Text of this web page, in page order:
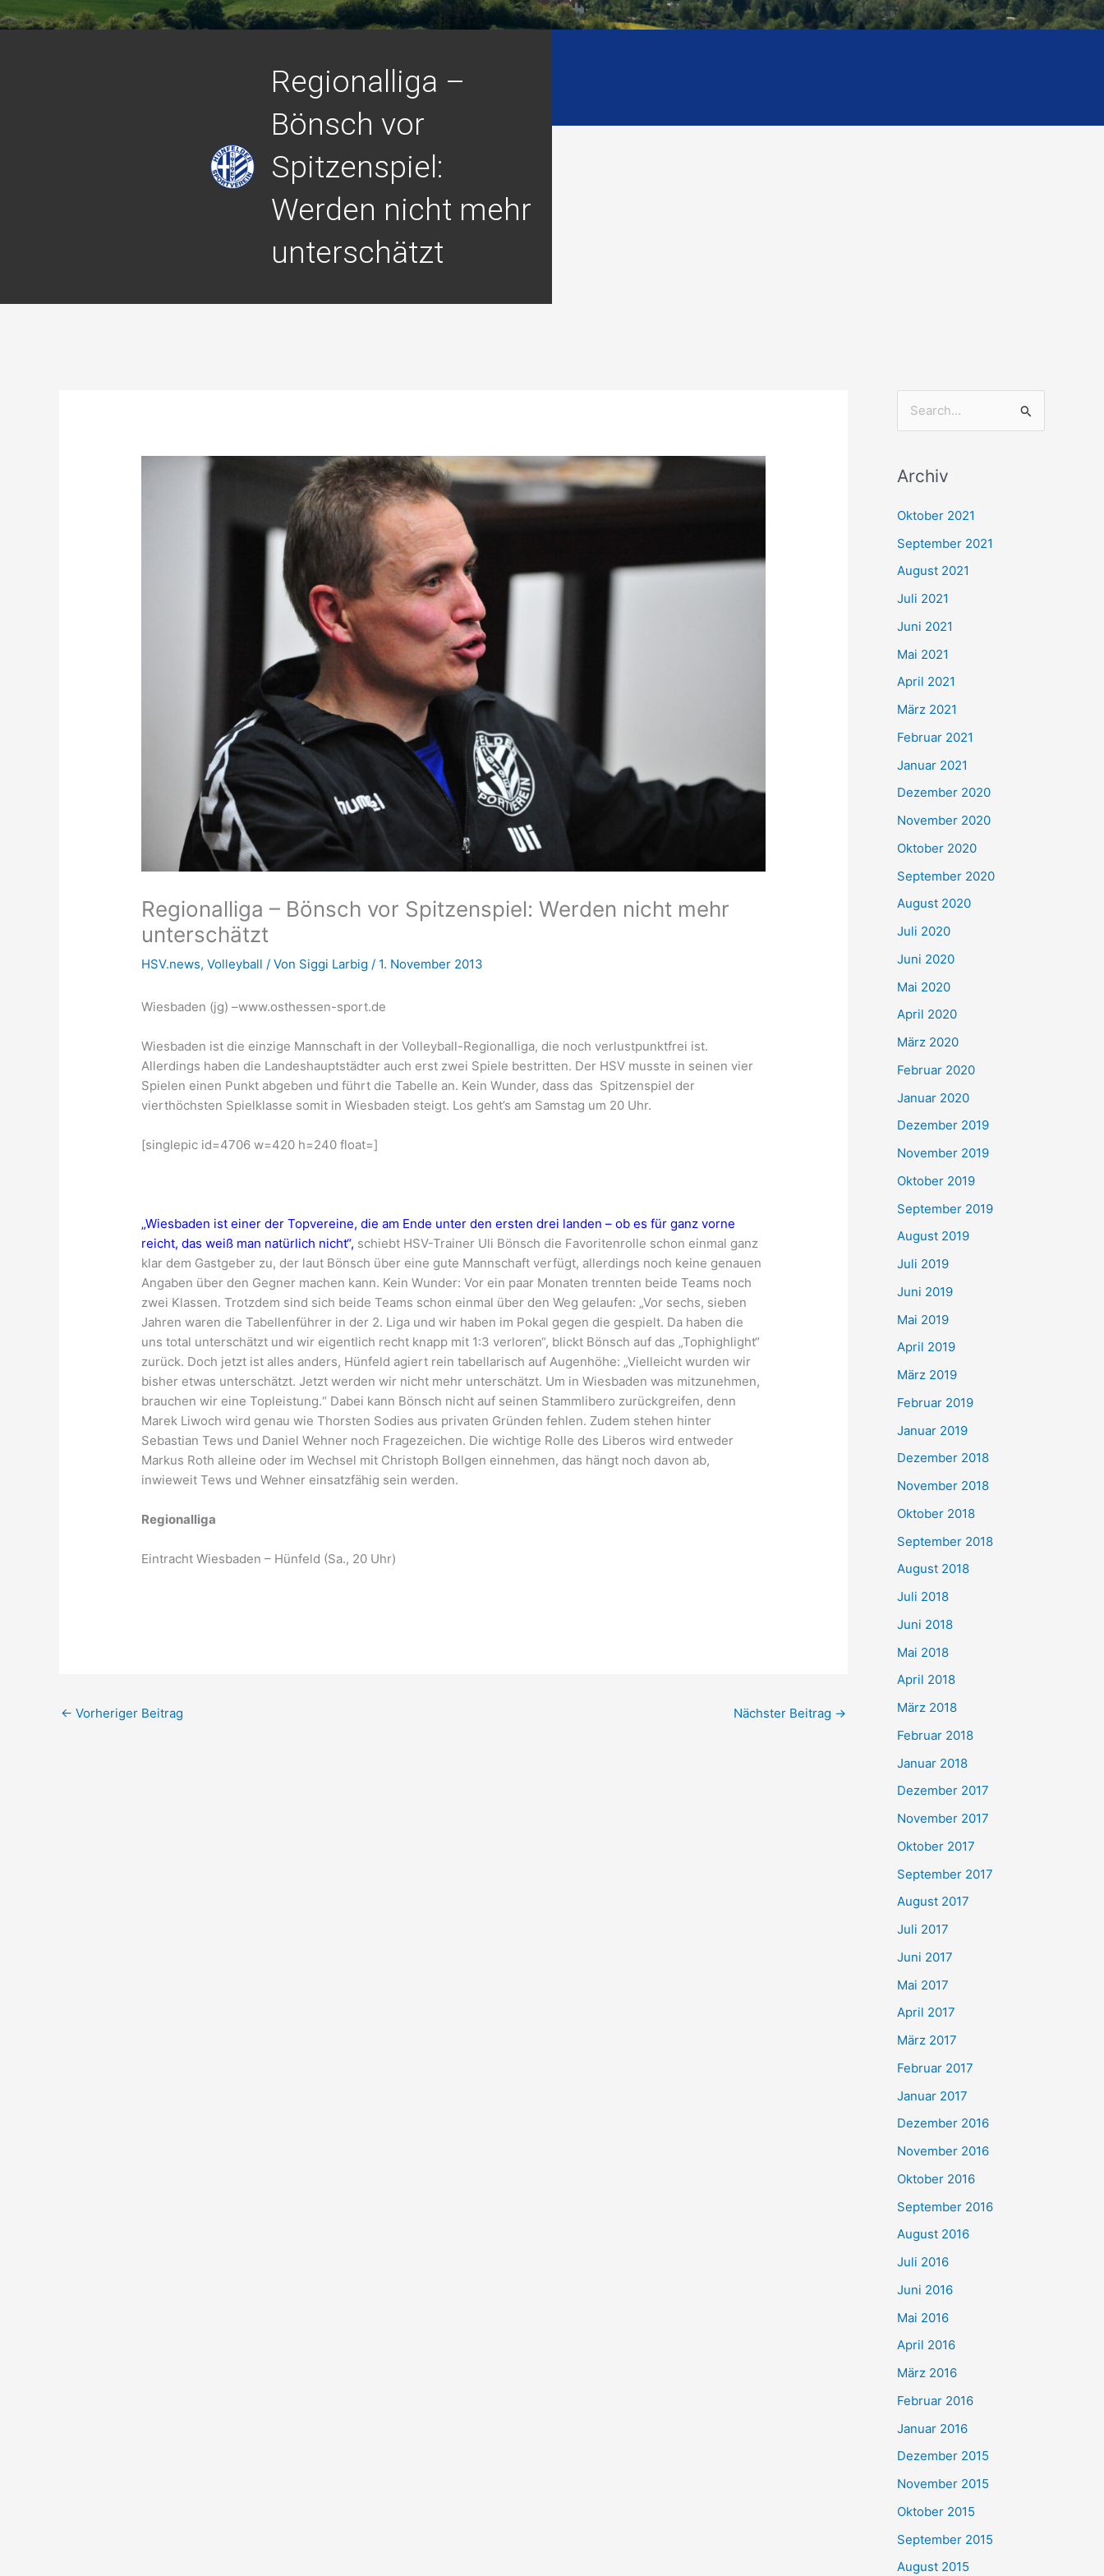
Regionalliga –
Bönsch vor
Spitzenspiel:
Werden nicht mehr
unterschätzt
Regionalliga – Bönsch vor Spitzenspiel: Werden nicht mehr
unterschätzt
HSV.news,Volleyball / Von Siggi Larbig/ 1. November 2013
Wiesbaden (jg) –www.osthessen-sport.de
Wiesbaden ist die einzige Mannschaft in der Volleyball-Regionalliga, die noch verlustpunktfrei ist.
Allerdings haben die Landeshauptstädter auch erst zwei Spiele bestritten. Der HSV musste in seinen vier
Spielen einen Punkt abgeben und führt die Tabelle an. Kein Wunder, dass das Spitzenspiel der
vierthöchsten Spielklasse somit in Wiesbaden steigt. Los geht’s am Samstag um 20 Uhr.
[singlepic id=4706 w=420 h=240 float=]
„Wiesbaden ist einer der Topvereine, die am Ende unter den ersten drei landen – ob es für ganz vorne
reicht, das weiß man natürlich nicht“, schiebt HSV-Trainer Uli Bönsch die Favoritenrolle schon einmal ganz
klar dem Gastgeber zu, der laut Bönsch über eine gute Mannschaft verfügt, allerdings noch keine genauen
Angaben über den Gegner machen kann. Kein Wunder: Vor ein paar Monaten trennten beide Teams noch
zwei Klassen. Trotzdem sind sich beide Teams schon einmal über den Weg gelaufen: „Vor sechs, sieben
Jahren waren die Tabellenführer in der 2. Liga und wir haben im Pokal gegen die gespielt. Da haben die
uns total unterschätzt und wir eigentlich recht knapp mit 1:3 verloren“, blickt Bönsch auf das „Tophighlight“
zurück. Doch jetzt ist alles anders, Hünfeld agiert rein tabellarisch auf Augenhöhe: „Vielleicht wurden wir
bisher etwas unterschätzt. Jetzt werden wir nicht mehr unterschätzt. Um in Wiesbaden was mitzunehmen,
brauchen wir eine Topleistung.“ Dabei kann Bönsch nicht auf seinen Stammlibero zurückgreifen, denn
Marek Liwoch wird genau wie Thorsten Sodies aus privaten Gründen fehlen. Zudem stehen hinter
Sebastian Tews und Daniel Wehner noch Fragezeichen. Die wichtige Rolle des Liberos wird entweder
Markus Roth alleine oder im Wechsel mit Christoph Bollgen einnehmen, das hängt noch davon ab,
inwieweit Tews und Wehner einsatzfähig sein werden.
Regionalliga
Eintracht Wiesbaden – Hünfeld (Sa., 20 Uhr)
← Vorheriger Beitrag Nächster Beitrag →
h
e
n
h
:
Archiv
Oktober 2021
September 2021
August 2021
Juli 2021
Juni 2021
Mai 2021
April 2021
März 2021
Februar 2021
Januar 2021
Dezember 2020
November 2020
Oktober 2020
September 2020
August 2020
Juli 2020
Juni 2020
Mai 2020
April 2020
März 2020
Februar 2020
Januar 2020
Dezember 2019
November 2019
Oktober 2019
September 2019
August 2019
Juli 2019
Juni 2019
Mai 2019
April 2019
März 2019
Februar 2019
Januar 2019
Dezember 2018
November 2018
Oktober 2018
September 2018
August 2018
Juli 2018
Juni 2018
Mai 2018
April 2018
März 2018
Februar 2018
Januar 2018
Dezember 2017
November 2017
Oktober 2017
September 2017
August 2017
Juli 2017
Juni 2017
Mai 2017
April 2017
März 2017
Februar 2017
Januar 2017
Dezember 2016
November 2016
Oktober 2016
September 2016
August 2016
Juli 2016
Juni 2016
Mai 2016
April 2016
März 2016
Februar 2016
Januar 2016
Dezember 2015
November 2015
Oktober 2015
September 2015
August 2015